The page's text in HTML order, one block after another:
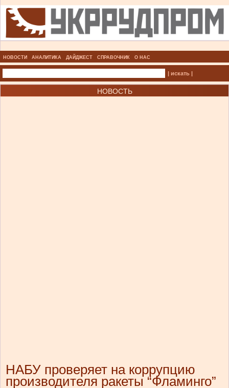
НОВОСТИ АНАЛИТИКА ДАЙДЖЕСТ СПРАВОЧНИК О НАС
| искать |
НОВОСТЬ
НАБУ проверяет на коррупцию
производителя ракеты “Фламинго”